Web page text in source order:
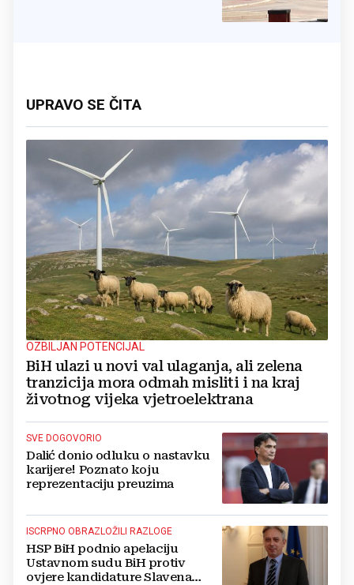
UPRAVO SE ČITA
OZBILJAN POTENCIJAL
BiH ulazi u novi val ulaganja, ali zelena
tranzicija mora odmah misliti i na kraj
životnog vijeka vjetroelektrana
SVE DOGOVORIO
Dalić donio odluku o nastavku
karijere! Poznato koju
reprezentaciju preuzima
ISCRPNO OBRAZLOŽILI RAZLOGE
HSP BiH podnio apelaciju
Ustavnom sudu BiH protiv
ovjere kandidature Slavena